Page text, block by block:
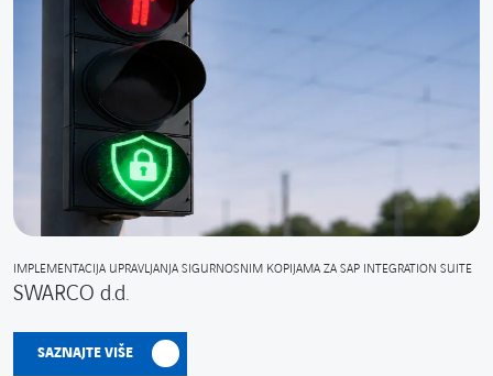
IMPLEMENTACIJA UPRAVLJANJA SIGURNOSNIM KOPIJAMA ZA SAP INTEGRATION SUITE
SWARCO d.d.
SAZNAJTE VIŠE